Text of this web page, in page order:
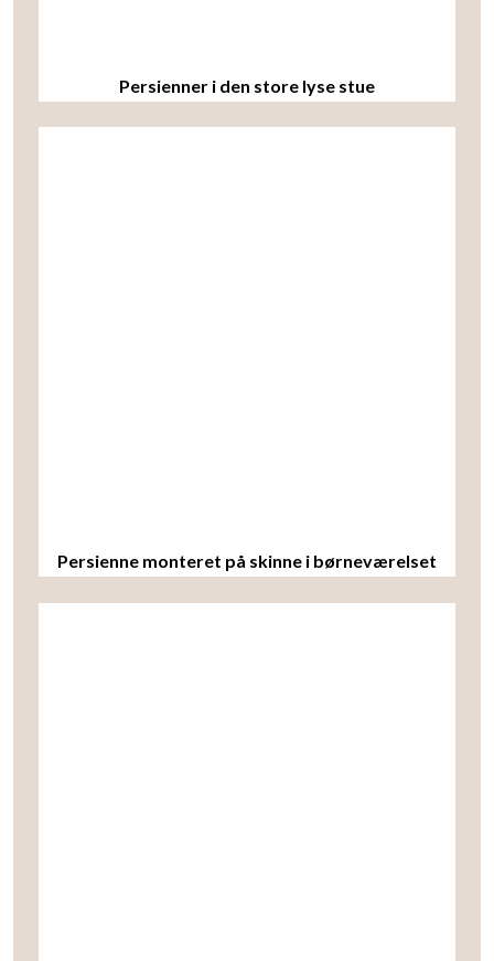
Persienner i den store lyse stue
Persienne monteret på skinne i børneværelset